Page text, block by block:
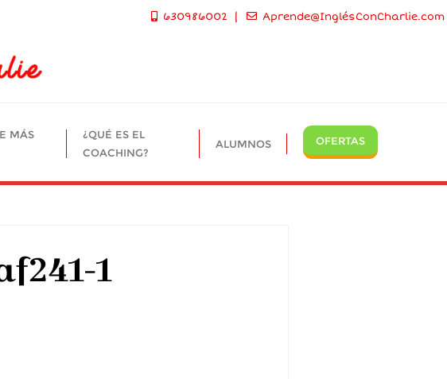
630986002 Aprende@InglésConCharlie.com
MÁS
¿QUÉ ES EL
COACHING?
ALUMNOS OFERTAS
1